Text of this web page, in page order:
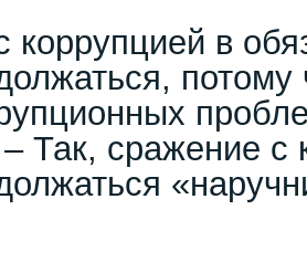
коррупцией в
потому
Так, сражение с